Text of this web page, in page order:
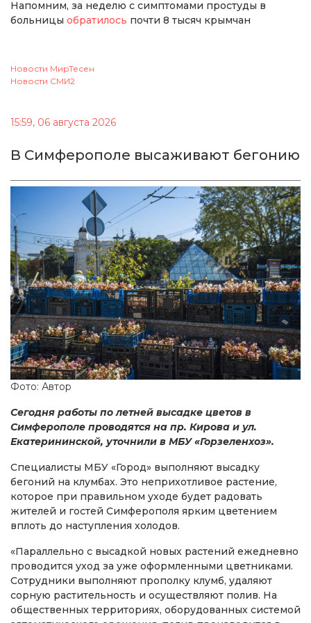
Напомним, за неделю с симптомами простуды в
больницы обратилось почти 8 тысяч крымчан
Новости МирТесен
Новости СМИ2
15:59, 06 августа 2026
В Симферополе высаживают бегонию
Фото: Автор
Сегодня работы по летней высадке цветов в
Симферополе проводятся на пр. Кирова и ул.
Екатерининской, уточнили в МБУ «Горзеленхоз».
Специалисты МБУ «Город» выполняют высадку
бегоний на клумбах. Это неприхотливое растение,
которое при правильном уходе будет радовать
жителей и гостей Симферополя ярким цветением
вплоть до наступления холодов.
«Параллельно с высадкой новых растений ежедневно
проводится уход за уже оформленными цветниками.
Сотрудники выполняют прополку клумб, удаляют
сорную растительность и осуществляют полив. На
общественных территориях, оборудованных системой